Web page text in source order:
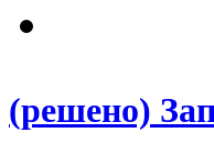
(решено)